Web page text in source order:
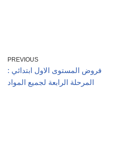
PREVIOUS
فروض المستوى الاول ابتدائي :
المرحلة الرابعة لجميع المواد